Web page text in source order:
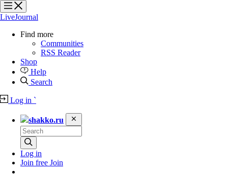
?
?
?
?
LiveJournal
Find more
Communities
RSS Reader
Shop
Help
Search
Log in `
shakko.ru
Log in
Join free Join